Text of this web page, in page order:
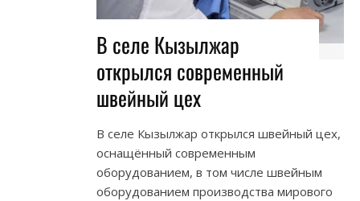
В селе Кызылжар
открылся современный
швейный цех
В селе Кызылжар открылся швейный цех,
оснащённый современным
оборудованием, в том числе швейным
оборудованием производства мирового